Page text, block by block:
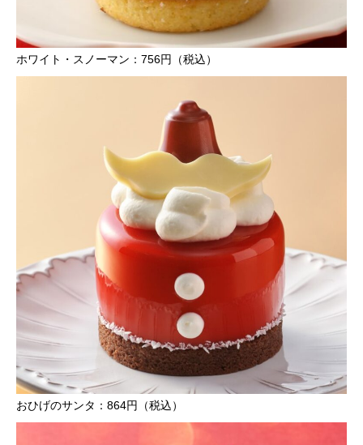
ホワイト・スノーマン：756円（税込）
おひげのサンタ：864円（税込）